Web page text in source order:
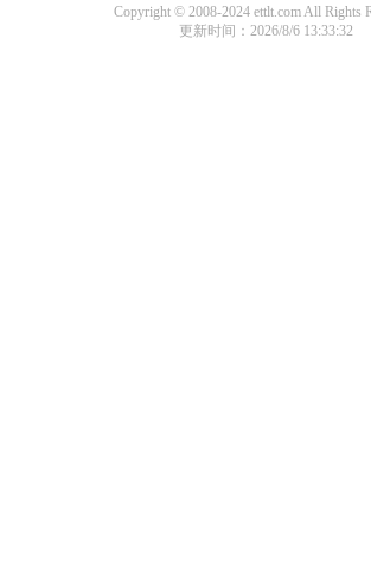
Copyright © 2008-2024 ettlt.com All Rights
更新时间：2026/8/6 13:33:32